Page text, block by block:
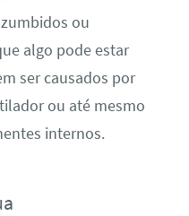
ou
algo pode estar
ser causados por
ou até mesmo
internos.